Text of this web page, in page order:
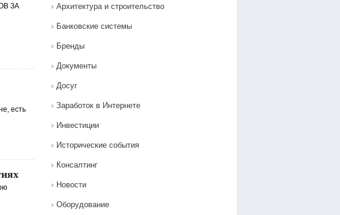
ЗА
есть
Архитектура и строительство
Банковские системы
Бренды
Документы
Досуг
Заработок в Интернете
Инвестиции
Исторические события
Консалтинг
Новости
Оборудование